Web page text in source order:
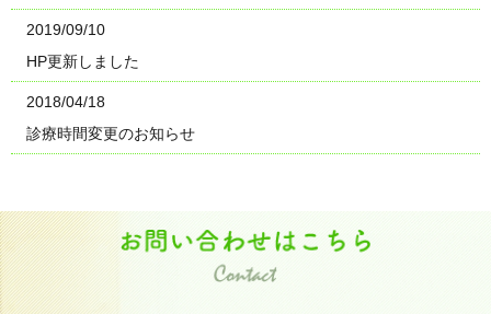
2019/09/10
HP更新しました
2018/04/18
診療時間変更のお知らせ